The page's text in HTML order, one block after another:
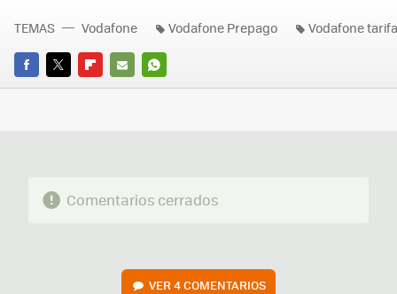
FACEBOOK
TWITTERFLIPBOARD
E-
WHATSAPP
TEMAS Vodafone Vodafone Prepago Vodafone
Comentarios cerrados
VER4 COMENTARIOS